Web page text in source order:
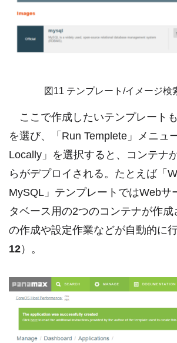
図11 テンプレート/イメージ検
ここで作成したいテンプレート
を選び、「Run Templete」メニュ
Locally」を選択すると、コンテナ
らがデプロイされる。たとえば「
MySQL」テンプレートではWebサ
タベース用の2つのコンテナが作
の作成や設定作業などが自動的に
12）。